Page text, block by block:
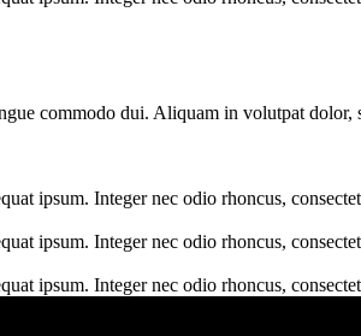
commodo dui. Aliquam in volutpat dolor,
ipsum. Integer nec odio rhoncus,
ipsum. Integer nec odio rhoncus,
ipsum. Integer nec odio rhoncus,